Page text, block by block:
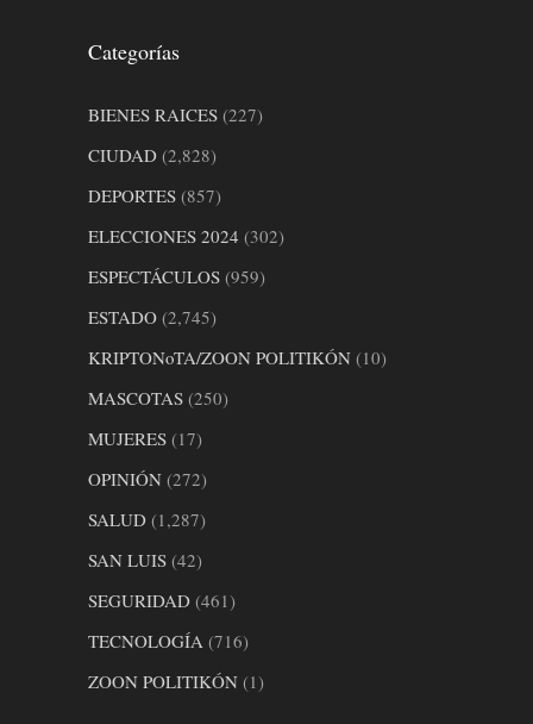
Categorías
BIENES RAICES (227)
CIUDAD (2,828)
DEPORTES (857)
ELECCIONES 2024 (302)
ESPECTÁCULOS (959)
ESTADO (2,745)
KRIPTONoTA/ZOON POLITIKÓN (10)
MASCOTAS (250)
MUJERES (17)
OPINIÓN (272)
SALUD (1,287)
SAN LUIS (42)
SEGURIDAD (461)
TECNOLOGÍA (716)
ZOON POLITIKÓN (1)